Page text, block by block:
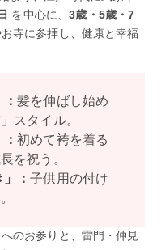
を中心に、3歳・5歳・7
寺に参拝し、健康と幸福
：髪を伸ばし始め
スタイル。
：初めて袴を着る
を祝う。
」：子供用の付け
へのお参りと、雷門・仲見